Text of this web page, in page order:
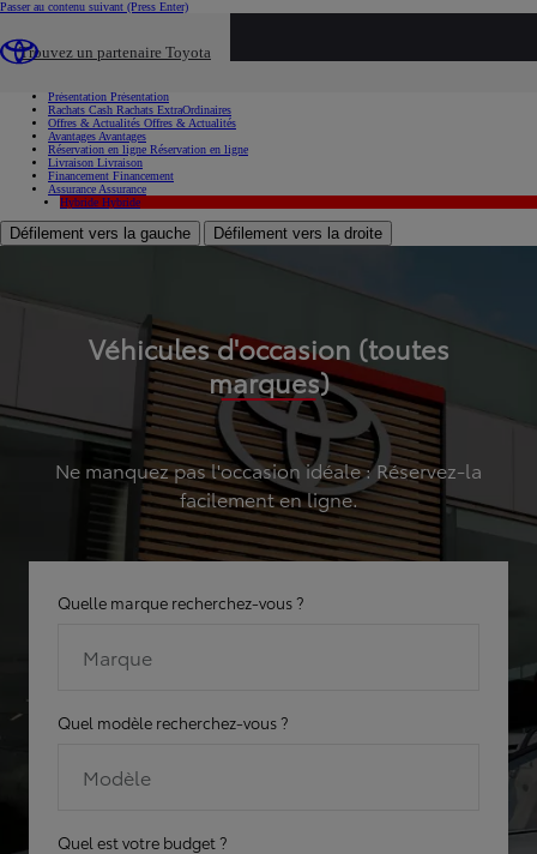
Passer au contenu suivant (Press Enter)
Trouvez un partenaire Toyota
Présentation Présentation
Rachats Cash Rachats ExtraOrdinaires
Offres & Actualités Offres & Actualités
Avantages Avantages
Réservation en ligne Réservation en ligne
Livraison Livraison
Financement Financement
Assurance Assurance
Hybride Hybride
Défilement vers la gauche Défilement vers la droite
Véhicules d'occasion (toutes
marques)
Ne manquez pas l'occasion idéale : Réservez-la
facilement en ligne.
Quelle marque recherchez-vous ?
Marque
Quel modèle recherchez-vous ?
Modèle
Quel est votre budget ?